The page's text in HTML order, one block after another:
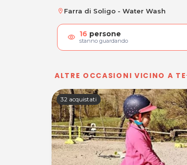
location_on Farra di Soligo - Water Wash
visibility 16 persone
stanno guardando
ALTRE OCCASIONI VICINO A TE
32 acquistati